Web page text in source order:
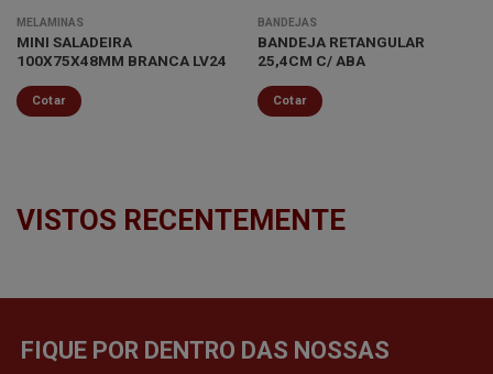
MELAMINAS
MINI SALADEIRA
100X75X48MM BRANCA LV24
Cotar
BANDEJAS
BANDEJA RETANGULAR
25,4CM C/ ABA
Cotar
VISTOS RECENTEMENTE
FIQUE POR DENTRO DAS NOSSAS